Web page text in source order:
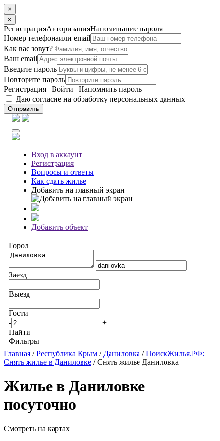
×
×
РегистрацияАвторизацияНапоминание пароля
Номер телефонаили email
Как вас зовут?
Ваш email
Введите пароль
Повторите пароль
Регистрация | Войти | Напомнить пароль
Даю согласие на обработку персональных данных
Отправить
Вход в аккаунт
Регистрация
Вопросы и ответы
Как сдать жилье
Добавить на главный экран
Добавить объект
Город
Заезд
Выезд
Гости
-
+
Найти
Фильтры
Главная /Республика Крым / Даниловка /ПоискЖилья.РФ:
Снять жилье в Даниловке / Снять жилье Даниловка
Жилье в Даниловке
посуточно
Смотреть на картах